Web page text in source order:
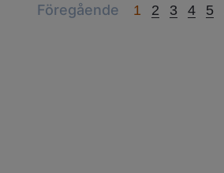
Föregående Previous
1 2 3 4 5